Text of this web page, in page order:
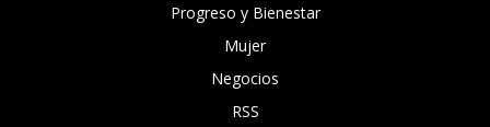
Progreso y Bienestar
Mujer
Negocios
RSS